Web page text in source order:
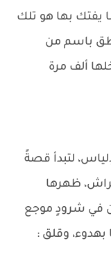
ما يفتك بها هو تلك
باسم من
ألف مرة
لتبدأ قصةً
ظهرها
في شرودٍ موجع
بهدوء، وقلق :